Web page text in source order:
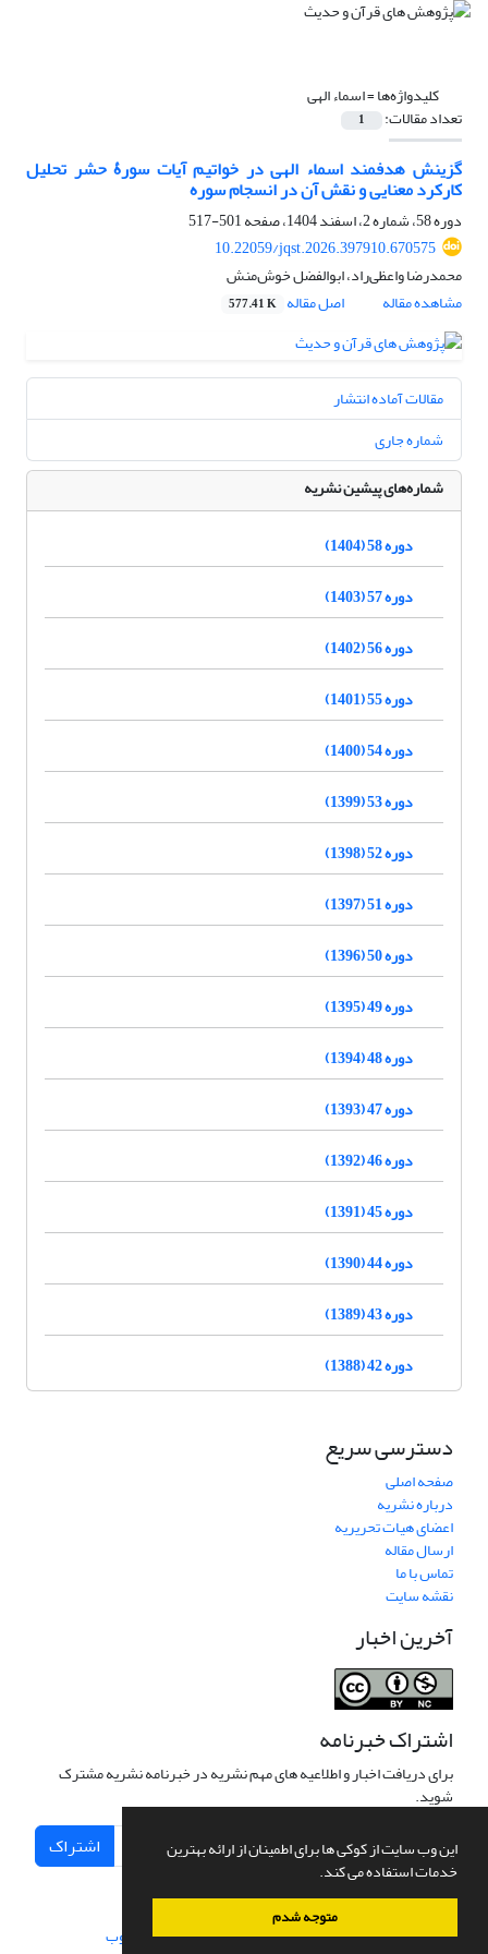
این وب سایت از کوکی ها برای اطمینان از ارائه بهترین
خدمات استفاده می کند.
متوجه شدم
کلیدواژه‌ها =اسماء الهی
تعداد مقالات: 1
گزینش هدفمند اسماء الهی در خواتیم آیات سورۀ حشر‏ تحلیل
کارکرد معنایی و نقش آن در انسجام سوره
دوره 58، شماره 2، اسفند 1404، صفحه
501-517
10.22059/jqst.2026.397910.670575
محمدرضا واعظی‌راد، ابوالفضل خوش‌منش
مشاهده مقاله
اصل مقاله 577.41 K
مقالات آماده انتشار
شماره جاری
شماره‌های پیشین نشریه
دوره 58 (1404)
دوره 57 (1403)
دوره 56 (1402)
دوره 55 (1401)
دوره 54 (1400)
دوره 53 (1399)
دوره 52 (1398)
دوره 51 (1397)
دوره 50 (1396)
دوره 49 (1395)
دوره 48 (1394)
دوره 47 (1393)
دوره 46 (1392)
دوره 45 (1391)
دوره 44 (1390)
دوره 43 (1389)
دوره 42 (1388)
دسترسی سریع
صفحه اصلی
درباره نشریه
اعضای هیات تحریریه
ارسال مقاله
تماس با ما
نقشه سایت
آخرین اخبار
اشتراک خبرنامه
برای دریافت اخبار و اطلاعیه های مهم نشریه در خبرنامه نشریه مشترک
شوید.
اشتراک
سامانه مدیریت نشریات علمی.طراحی و پیاده سازی از سیناوب